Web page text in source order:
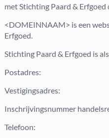
met Stichting Paard & Erfgoed
<DOMEINNAAM> is een
Erfgoed.
Stichting Paard & Erfgoed is
Postadres:
Vestigingsadres:
Inschrijvingsnummer
Telefoon: